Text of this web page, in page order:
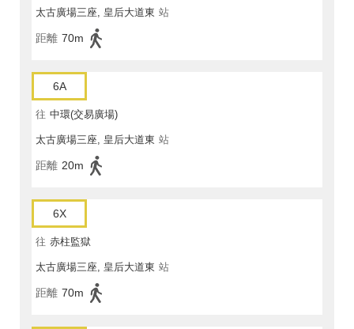
太古廣場三座, 皇后大道東 站
距離 70m
6A
往 中環(交易廣場)
太古廣場三座, 皇后大道東 站
距離 20m
6X
往 赤柱監獄
太古廣場三座, 皇后大道東 站
距離 70m